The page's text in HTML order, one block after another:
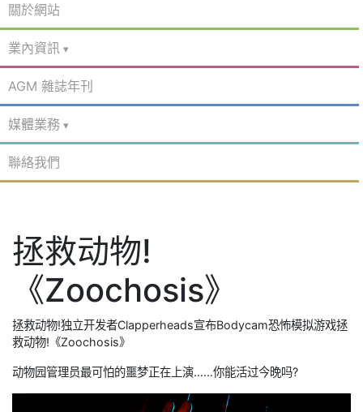
關於網站
業內資訊
AGM 雜誌年刊
媒體業務
聯絡我們
拯救动物!
《Zoochosis》
拯救动物!独立开发者Clapperheads宣布Bodycam恐怖模拟游戏拯
救动物!《Zoochosis》
动物园管理员最可怕的噩梦正在上演……你能活过今晚吗?